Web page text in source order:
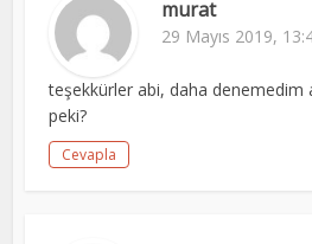
murat
29 Mayıs 2019,
teşekkürler abi, daha denemedim
peki?
Cevapla